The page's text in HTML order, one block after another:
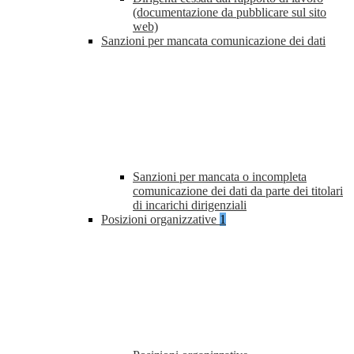
(documentazione da pubblicare sul sito
web)
Sanzioni per mancata comunicazione dei dati
Sanzioni per mancata o incompleta
comunicazione dei dati da parte dei titolari
di incarichi dirigenziali
Posizioni organizzative 1